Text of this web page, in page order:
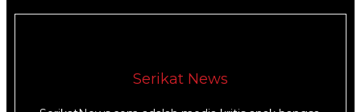
Serikat News